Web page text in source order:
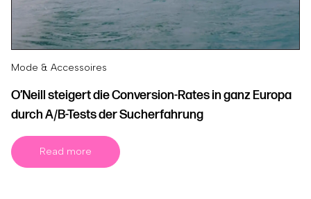
Mode & Accessoires
O’Neill steigert die Conversion-Rates in ganz Europa
durch A/B-Tests der Sucherfahrung
Read more